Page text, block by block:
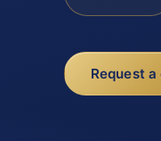
Request